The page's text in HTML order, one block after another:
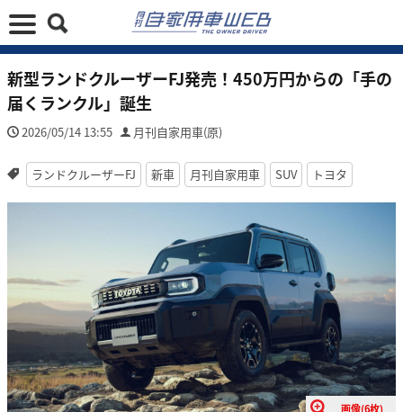
新型ランドクルーザーFJ発売！450万円からの「手の
届くランクル」誕生
2026/05/14 13:55 月刊自家用車(原)
ランドクルーザーFJ 新車 月刊自家用車 SUV トヨタ
画像(6枚)